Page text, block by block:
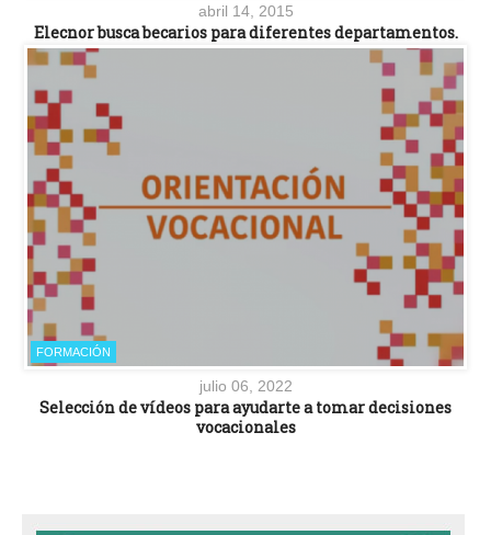
abril 14, 2015
Elecnor busca becarios para diferentes departamentos.
FORMACIÓN
julio 06, 2022
Selección de vídeos para ayudarte a tomar decisiones
vocacionales